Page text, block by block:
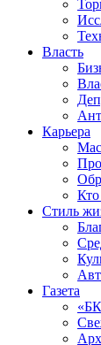
Власть
Карьера
Кто
Стиль
Газета